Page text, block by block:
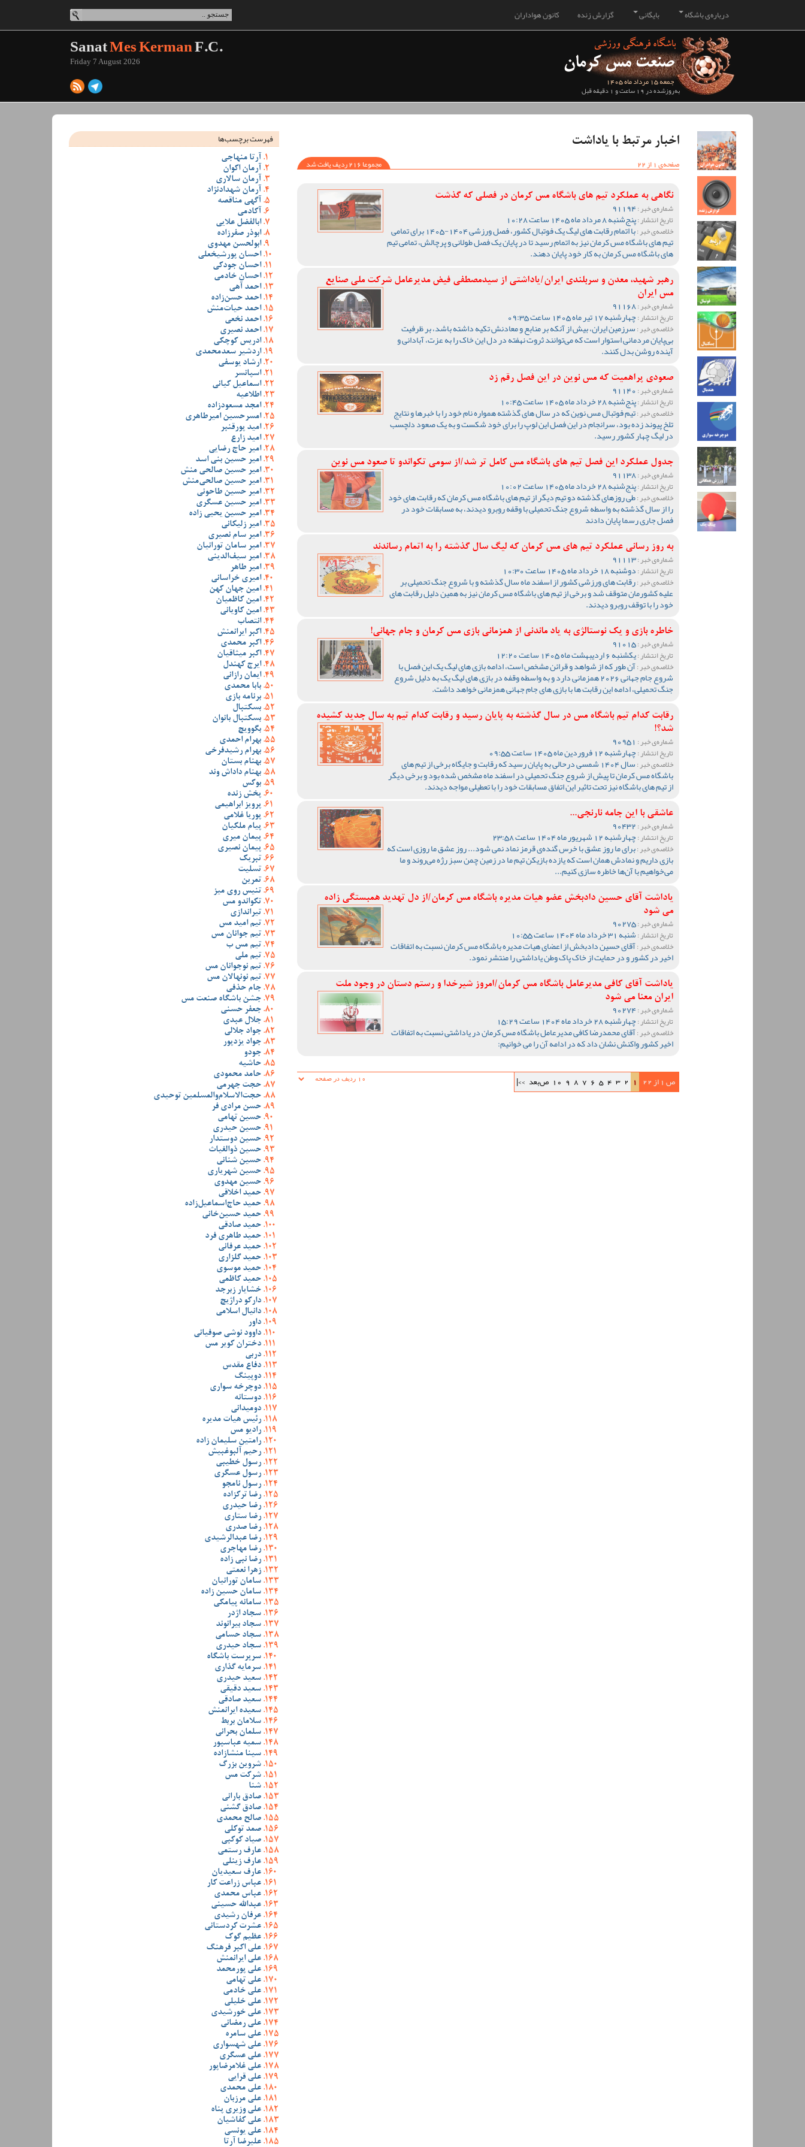
کانون هواداران گزارش زنده بایگانی درباره‌ی باشگاه
جمعه 15 مرداد ماه 1405
به‌روزشده در 19 ساعت و 1 دقیقه قبل
SanatMes KermanF.C.
Friday 7 August 2026
اخبار مرتبط با یاداشت
صفحه‌ی 1 از 22
مجموعا 216 ردیف یافت شد
نگاهی به عملکرد تیم های باشگاه مس کرمان در فصلی که گذشت
شماره‌ی خبر :91194
تاریخ انتشار :پنج‌شنبه 8 مرداد ماه 1405 ساعت 10:28
خلاصه‌ی خبر : با اتمام رقابت های لیگ یک فوتبال کشور، فصل ورزشی 1404-1405 برای تمامی
تیم های باشگاه مس کرمان نیز به اتمام رسید تا در پایان یک فصل طولانی و پرچالش، تمامی تیم
های باشگاه مس کرمان به کار خود پایان دهند.
رهبر شهید، معدن و سربلندی ایران/یاداشتی از سیدمصطفی‌‌ فیض مدیرعامل شرکت ملی صنایع
مس ایران
شماره‌ی خبر :91168
تاریخ انتشار :چهارشنبه 17 تیر ماه 1405 ساعت 09:35
خلاصه‌ی خبر :سرزمین ایران، بیش از آنکه بر منابع و معادنش تکیه داشته باشد، بر ظرفیت
بی‌پایان مردمانی استوار است که می‌توانند ثروت نهفته در دل این خاک را به عزت، آبادانی و
آینده روشن بدل کنند.
صعودی پراهمیت که مس نوین در این فصل رقم زد
شماره‌ی خبر :
تاریخ انتشار :پنج‌شنبه 28 خرداد ماه 1405 ساعت 10:45
خلاصه‌ی خبر :تیم فوتبال مس نوین که در سال های گذشته همواره نام خود را با خبرها و نتایج
تلخ پیوند زده بود، سرانجام در این فصل این لوپ را برای خود شکست و به یک صعود دلچسب
در لیگ چهار کشور رسید.
جدول عملکرد این فصل تیم های باشگاه مس کامل تر شد/از سومی تکواندو تا صعود مس نوین
شماره‌ی خبر :91138
تاریخ انتشار :پنج‌شنبه 28 خرداد ماه 1405 ساعت 10:02
خلاصه‌ی خبر :طی روزهای گذشته دو تیم دیگر از تیم های باشگاه مس کرمان که رقابت های خود
را از سال گذشته به واسطه شروع جنگ تحمیلی با وقفه روبرو دیدند، به مسابقات خود در
فصل جاری رسما پایان دادند
به روز رسانی عملکرد تیم های مس کرمان که لیگ سال گذشته را به اتمام رساندند
شماره‌ی خبر :91113
تاریخ انتشار :دوشنبه 18 خرداد ماه 1405 ساعت 10:30
خلاصه‌ی خبر :رقابت های ورزشی کشور از اسفند ماه سال گذشته و با شروع جنگ تحمیلی بر
علیه کشورمان متوقف شد و برخی از تیم های باشگاه مس کرمان نیز به همین دلیل رقابت های
خود را با توقف روبرو دیدند.
خاطره بازی و یک نوستالژی به یاد ماندنی از همزمانی بازی مس کرمان و جام جهانی!
شماره‌ی خبر :91015
تاریخ انتشار :یکشنبه 6 اردیبهشت ماه 1405 ساعت 12:20
خلاصه‌ی خبر :آن طور که از شواهد و قرائن مشخص است، ادامه بازی های لیگ یک این فصل با
شروع جام جهانی 2026 همزمانی دارد و به واسطه وقفه در بازی های لیگ یک به دلیل شروع
جنگ تحمیلی، ادامه این رقابت ها با بازی های جام جهانی همزمانی خواهد داشت.
رقابت کدام تیم باشگاه مس در سال گذشته به پایان رسید و رقابت کدام تیم به سال جدید کشیده
شد؟!
شماره‌ی خبر :
تاریخ انتشار :چهارشنبه 12 فروردین ماه 1405 ساعت 09:55
خلاصه‌ی خبر : سال 1404 شمسی درحالی به پایان رسید که رقابت و جایگاه برخی از تیم های
باشگاه مس کرمان تا پیش از شروع جنگ تحمیلی در اسفند ماه مشخص شده بود و برخی دیگر
از تیم های باشگاه نیز تحت تاثیر این اتفاق مسابقات خود را با تعطیلی مواجه دیدند.
عاشقی با این جامه نارنجی...
شماره‌ی خبر :
تاریخ انتشار :چهارشنبه 12 شهریور ماه 1404 ساعت 23:58
خلاصه‌ی خبر :برای ما روز عشق با خرس گنده‌ی قرمز نماد نمی شود... روز عشق ما روزی است که
بازی داریم و نمادش همان است که یازده بازیکن تیم ما در زمین چمن سبز رژه می‌روند و ما
می‌خواهیم با آن‌ها خاطره سازی کنیم...
یاداشت آقای حسین دادبخش عضو هیات مدیره باشگاه مس کرمان/از دل تهدید همبستگی زاده
می شود
شماره‌ی خبر :90275
تاریخ انتشار :شنبه 31 خرداد ماه 1404 ساعت 10:55
خلاصه‌ی خبر :آقای حسین دادبخش از اعضای هیات مدیره باشگاه مس کرمان نسبت به اتفاقات
اخیر در کشور و در حمایت از خاک پاک وطن یاداشتی را منتشر نمود.
یاداشت آقای کافی مدیرعامل باشگاه مس کرمان/امروز شیرخدا و رستم دستان در وجود ملت
ایران معنا می شود
شماره‌ی خبر :90274
تاریخ انتشار :چهارشنبه 28 خرداد ماه 1404 ساعت 15:29
خلاصه‌ی خبر :آقای محمدرضا کافی مدیرعامل باشگاه مس کرمان در یاداشتی نسبت به اتفاقات
اخیر کشور واکنش نشان داد که در ادامه آن را می خوانیم:
ص 1 از 22 1
2
3
4
5
6
7
8
9
10 ص‌بعد >>|
فهرست برچسب‌ها
آرتا منهاجی
آرمان اکوان
آرمان سالاری
آرمان شهدادنژاد
آگهی مناقصه
آکادمی
ابالفضل علایی
ابوذر صفرزاده
ابولحسن مهدوی
احسان پورشیخعلی
احسان جودکی
احسان خادمی
احمد آهی
احمد حسن‌زاده
احمد حیات‌منش
احمد نخعی
احمد نصیری
ادریس کوچکی
اردشیر سعدمحمدی
ارشاد یوسفی
اسپانسر
اسماعیل کیانی
اطلاعیه
امجد مسعودزاده
امسرحسین امیرطاهری
امید پورقنبر
امید زارع
امیر حاج رضایی
امیر حسین بنی اسد
امیر حسین صالحی منش
امیر حسین صالحی‌منش
امیر حسین طاحونی
امیر حسین عسگری
امیر حسین یحیی زاده
امیر زلیکانی
امیر سام نصیری
امیر سامان تورانیان
امیر سیف‌الدینی
امیر طاهر
امیری خراسانی
امین جهان کهن
امین کاظمیان
امین کاویانی
انتصاب
اکبر ایرانمنش
اکبر محمدی
اکبر میثاقیان
ایرج کهندل
ایمان رازانی
بابا محمدی
برنامه بازی
بسکتبال
بسکتبال بانوان
بگوویچ
بهرام احمدی
بهرام رشیدفرخی
بهنام بستان
بهنام داداش وند
بوکس
پخش زنده
پرویز ابراهیمی
پوریا غلامی
پیام ملکیان
پیمان میری
پیمان نصیری
تبریک
تسلیت
تمرین
تنیس روی میز
تکواندو مس
تیراندازی
تیم امید مس
تیم جوانان مس
تیم مس ب
تیم ملی
تیم نوجوانان مس
تیم نونهالان مس
جام حذفی
جشن باشگاه صنعت مس
جعفر حسنی
جلال عبدی
جواد جلالی
جواد یزدپور
جودو
حاشیه
حامد محمودی
حجت جهرمی
حجت‌الاسلام‌والمسلمین توحیدی
حسن مرادی فر
حسین تهامی
حسین حیدری
حسین دوستدار
حسین ذوالغیاث
حسین شنانی
حسین شهریاری
حسین مهدوی
حمید اخلاقی
حمید حاج‌اسماعیل‌زاده
حمید حسین‌خانی
حمید صادقی
حمید طاهری فرد
حمید عرفانی
حمید گلزاری
حمید موسوی
حمید کاظمی
خشایار زبرجد
دارکو دراژیچ
دانیال اسلامی
داور
داوود نوشی صوفیانی
دختران کویر مس
دربی
دفاع مقدس
دوپینگ
دوچرخه سواری
دوستانه
دومیدانی
رئیس هیات مدیره
رادیو مس
رامتین سلیمان زاده
رحیم آلبوغبیش
رسول خطیبی
رسول عسگری
رسول نامجو
رضا ترکزاده
رضا حیدری
رضا ستاری
رضا صدری
رضا عبدالرشیدی
رضا مهاجری
رضا نبی زاده
زهرا نعمتی
سامان تورانیان
سامان حسین زاده
سامانه پیامکی
سجاد اژدر
سجاد بیرانوند
سجاد حسامی
سجاد حیدری
سرپرست باشگاه
سرمایه گذاری
سعید حیدری
سعید دقیقی
سعید صادقی
سعیده ایرانمنش
سلامان بربط
سلمان بحرانی
سمیه عباسپور
سینا منشازاده
شروین بزرگ
شرکت مس
شنا
صادق بارانی
صادق گشنی
صالح محمدی
صمد توکلی
صیاد کوکبی
عارف رستمی
عارف زینلی
عارف سعیدیان
عباس زراعت کار
عباس محمدی
عبدالله حسینی
عرفان رشیدی
عشرت کردستانی
عظیم گوک
علی اکبر فرهنگ
علی ایرانمنش
علی پورمحمد
علی تهامی
علی خادمی
علی خلیلی
علی خورشیدی
علی رمضانی
علی سامره
علی شهسواری
علی عسگری
علی غلامرضاپور
علی قرایی
علی محمدی
علی مرزبان
علی وزیری پناه
علی کفاشیان
علی یونسی
علیرضا آرتا